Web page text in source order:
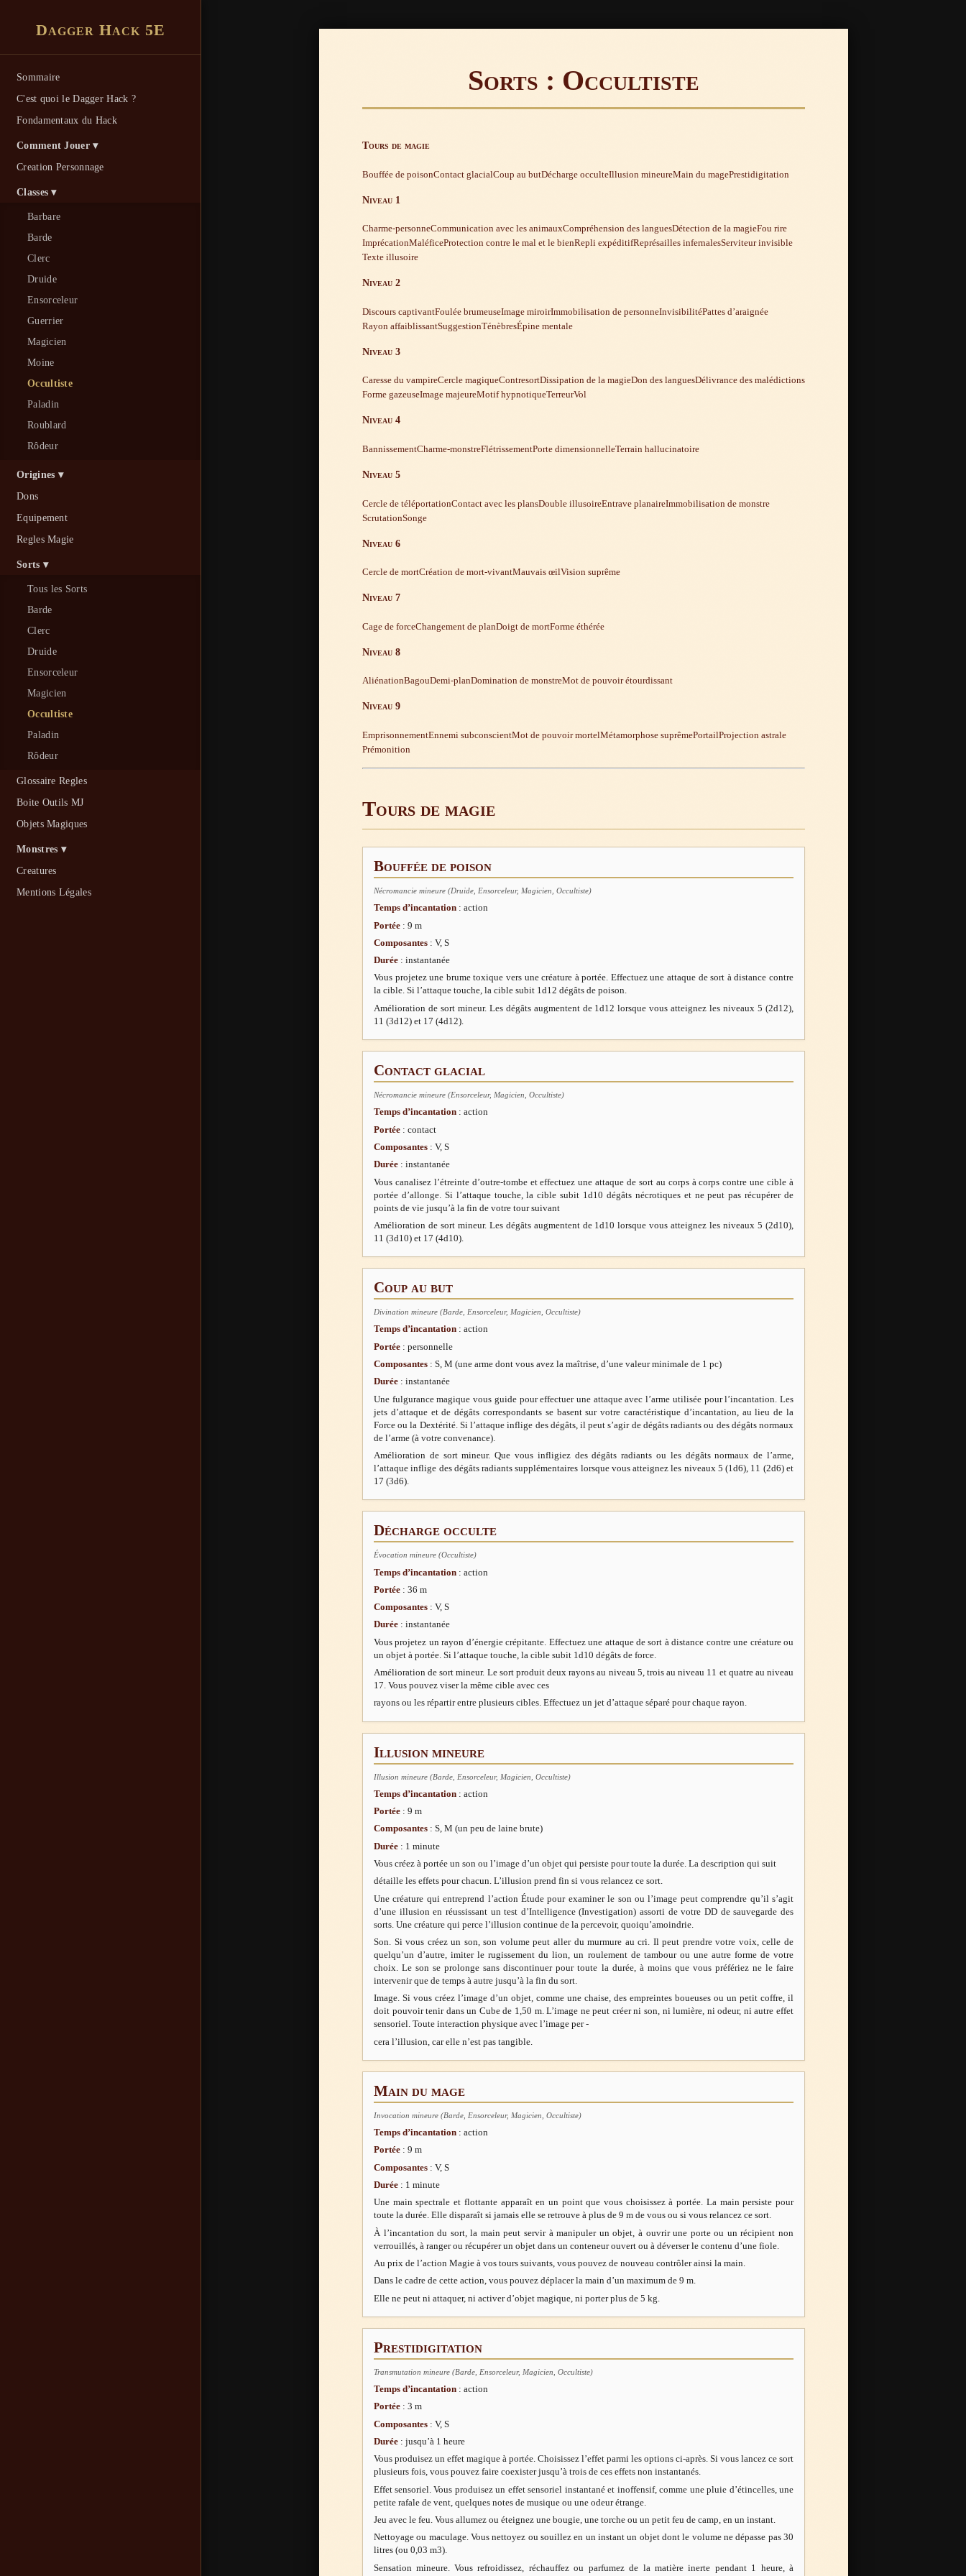
Dagger Hack 5E
Sommaire
C'est quoi le Dagger Hack ?
Fondamentaux du Hack
Comment Jouer ▾
Creation Personnage
Classes ▾
Barbare
Barde
Clerc
Druide
Ensorceleur
Guerrier
Magicien
Moine
Occultiste
Paladin
Roublard
Rôdeur
Origines ▾
Dons
Equipement
Regles Magie
Sorts ▾
Tous les Sorts
Barde
Clerc
Druide
Ensorceleur
Magicien
Occultiste
Paladin
Rôdeur
Glossaire Regles
Boite Outils MJ
Objets Magiques
Monstres ▾
Creatures
Mentions Légales
Sorts : Occultiste
Tours de magie
Bouffée de poisonContact glacialCoup au butDécharge occulteIllusion mineureMain du magePrestidigitation
Niveau 1
Charme-personneCommunication avec les animauxCompréhension des languesDétection de la magieFou rire
ImprécationMaléficeProtection contre le mal et le bienRepli expéditifReprésailles infernalesServiteur invisible
Texte illusoire
Niveau 2
Discours captivantFoulée brumeuseImage miroirImmobilisation de personneInvisibilitéPattes d’araignée
Rayon affaiblissantSuggestionTénèbresÉpine mentale
Niveau 3
Caresse du vampireCercle magiqueContresortDissipation de la magieDon des languesDélivrance des malédictions
Forme gazeuseImage majeureMotif hypnotiqueTerreurVol
Niveau 4
BannissementCharme-monstreFlétrissementPorte dimensionnelleTerrain hallucinatoire
Niveau 5
Cercle de téléportationContact avec les plansDouble illusoireEntrave planaireImmobilisation de monstre
ScrutationSonge
Niveau 6
Cercle de mortCréation de mort-vivantMauvais œilVision suprême
Niveau 7
Cage de forceChangement de planDoigt de mortForme éthérée
Niveau 8
AliénationBagouDemi-planDomination de monstreMot de pouvoir étourdissant
Niveau 9
EmprisonnementEnnemi subconscientMot de pouvoir mortelMétamorphose suprêmePortailProjection astrale
Prémonition
Tours de magie
Bouffée de poison
Nécromancie mineure (Druide, Ensorceleur, Magicien, Occultiste)
Temps d’incantation
: action
Portée
: 9 m
Composantes
: V, S
Durée
: instantanée
Vous projetez une brume toxique vers une créature à portée. Effectuez une attaque de sort à distance contre
la cible. Si l’attaque touche, la cible subit 1d12 dégâts de poison.
Amélioration de sort mineur. Les dégâts augmentent de 1d12 lorsque vous atteignez les niveaux 5 (2d12),
11 (3d12) et 17 (4d12).
Contact glacial
Nécromancie mineure (Ensorceleur, Magicien, Occultiste)
Temps d’incantation
: action
Portée
: contact
Composantes
: V, S
Durée
: instantanée
Vous canalisez l’étreinte d’outre-tombe et effectuez une attaque de sort au corps à corps contre une cible à
portée d’allonge. Si l’attaque touche, la cible subit 1d10 dégâts nécrotiques et ne peut pas récupérer de
points de vie jusqu’à la fin de votre tour suivant
Amélioration de sort mineur. Les dégâts augmentent de 1d10 lorsque vous atteignez les niveaux 5 (2d10),
11 (3d10) et 17 (4d10).
Coup au but
Divination mineure (Barde, Ensorceleur, Magicien, Occultiste)
Temps d’incantation
: action
Portée
: personnelle
Composantes
: S, M (une arme dont vous avez la maîtrise, d’une valeur minimale de 1 pc)
Durée
: instantanée
Une fulgurance magique vous guide pour effectuer une attaque avec l’arme utilisée pour l’incantation. Les
jets d’attaque et de dégâts correspondants se basent sur votre caractéristique d’incantation, au lieu de la
Force ou la Dextérité. Si l’attaque inflige des dégâts, il peut s’agir de dégâts radiants ou des dégâts normaux
de l’arme (à votre convenance).
Amélioration de sort mineur. Que vous infligiez des dégâts radiants ou les dégâts normaux de l’arme,
l’attaque inflige des dégâts radiants supplémentaires lorsque vous atteignez les niveaux 5 (1d6), 11 (2d6) et
17 (3d6).
Décharge occulte
Évocation mineure (Occultiste)
Temps d’incantation
: action
Portée
: 36 m
Composantes
: V, S
Durée
: instantanée
Vous projetez un rayon d’énergie crépitante. Effectuez une attaque de sort à distance contre une créature ou
un objet à portée. Si l’attaque touche, la cible subit 1d10 dégâts de force.
Amélioration de sort mineur. Le sort produit deux rayons au niveau 5, trois au niveau 11 et quatre au niveau
17. Vous pouvez viser la même cible avec ces
rayons ou les répartir entre plusieurs cibles. Effectuez un jet d’attaque séparé pour chaque rayon.
Illusion mineure
Illusion mineure (Barde, Ensorceleur, Magicien, Occultiste)
Temps d’incantation
: action
Portée
: 9 m
Composantes
: S, M (un peu de laine brute)
Durée
: 1 minute
Vous créez à portée un son ou l’image d’un objet qui persiste pour toute la durée. La description qui suit
détaille les effets pour chacun. L’illusion prend fin si vous relancez ce sort.
Une créature qui entreprend l’action Étude pour examiner le son ou l’image peut comprendre qu’il s’agit
d’une illusion en réussissant un test d’Intelligence (Investigation) assorti de votre DD de sauvegarde des
sorts. Une créature qui perce l’illusion continue de la percevoir, quoiqu’amoindrie.
Son. Si vous créez un son, son volume peut aller du murmure au cri. Il peut prendre votre voix, celle de
quelqu’un d’autre, imiter le rugissement du lion, un roulement de tambour ou une autre forme de votre
choix. Le son se prolonge sans discontinuer pour toute la durée, à moins que vous préfériez ne le faire
intervenir que de temps à autre jusqu’à la fin du sort.
Image. Si vous créez l’image d’un objet, comme une chaise, des empreintes boueuses ou un petit coffre, il
doit pouvoir tenir dans un Cube de 1,50 m. L’image ne peut créer ni son, ni lumière, ni odeur, ni autre effet
sensoriel. Toute interaction physique avec l’image per -
cera l’illusion, car elle n’est pas tangible.
Main du mage
Invocation mineure (Barde, Ensorceleur, Magicien, Occultiste)
Temps d’incantation
: action
Portée
: 9 m
Composantes
: V, S
Durée
: 1 minute
Une main spectrale et flottante apparaît en un point que vous choisissez à portée. La main persiste pour
toute la durée. Elle disparaît si jamais elle se retrouve à plus de 9 m de vous ou si vous relancez ce sort.
À l’incantation du sort, la main peut servir à manipuler un objet, à ouvrir une porte ou un récipient non
verrouillés, à ranger ou récupérer un objet dans un conteneur ouvert ou à déverser le contenu d’une fiole.
Au prix de l’action Magie à vos tours suivants, vous pouvez de nouveau contrôler ainsi la main.
Dans le cadre de cette action, vous pouvez déplacer la main d’un maximum de 9 m.
Elle ne peut ni attaquer, ni activer d’objet magique, ni porter plus de 5 kg.
Prestidigitation
Transmutation mineure (Barde, Ensorceleur, Magicien, Occultiste)
Temps d’incantation
: action
Portée
: 3 m
Composantes
: V, S
Durée
: jusqu’à 1 heure
Vous produisez un effet magique à portée. Choisissez l’effet parmi les options ci-après. Si vous lancez ce sort
plusieurs fois, vous pouvez faire coexister jusqu’à trois de ces effets non instantanés.
Effet sensoriel. Vous produisez un effet sensoriel instantané et inoffensif, comme une pluie d’étincelles, une
petite rafale de vent, quelques notes de musique ou une odeur étrange.
Jeu avec le feu. Vous allumez ou éteignez une bougie, une torche ou un petit feu de camp, en un instant.
Nettoyage ou maculage. Vous nettoyez ou souillez en un instant un objet dont le volume ne dépasse pas 30
litres (ou 0,03 m3).
Sensation mineure. Vous refroidissez, réchauffez ou parfumez de la matière inerte pendant 1 heure, à